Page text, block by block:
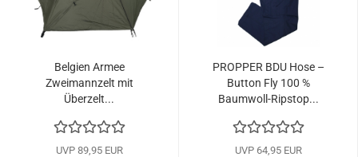
Belgien Armee
Zweimannzelt mit
Überzelt...
UVP 89,95 EUR
PROPPER BDU Hose –
Button Fly 100 %
Baumwoll-Ripstop...
UVP 64,95 EUR